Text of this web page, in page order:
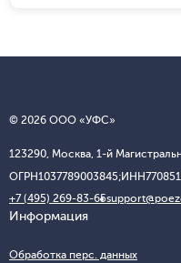
© 2026 ООО «УФС»
123290, Москва, 1-й
ОГРН1037789003845;ИНН
+7 (495) 269-83-65
Информация
Обработка перс. данных